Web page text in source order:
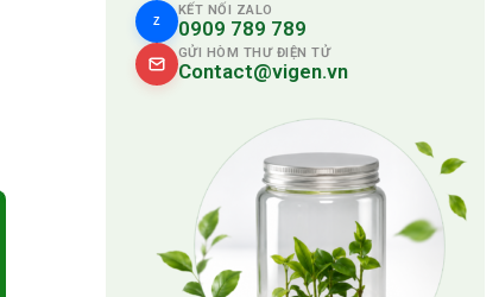
Z
KẾT NỐI ZALO
0909 789 789
GỬI HÒM THƯ ĐIỆN TỬ
Contact@vigen.vn